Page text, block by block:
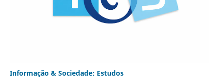
Informação & Sociedade: Estudos